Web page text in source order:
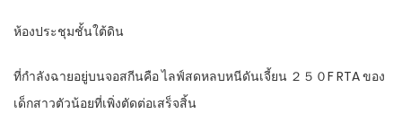
ห้องประชุมชั้นใต้ดิน
ที่กำลังฉายอยู่บนจอสกีนคือ ไลฟ์สดหลบหนีดันเจี้ยน ２５０F RTA ของ
เด็กสาวตัวน้อยที่เพิ่งตัดต่อเสร็จสิ้น